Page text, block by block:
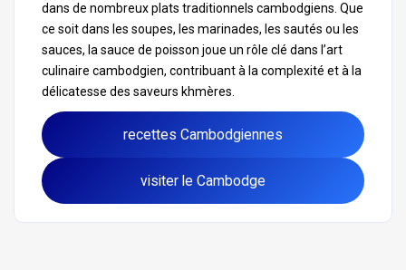
dans de nombreux plats traditionnels cambodgiens. Que
ce soit dans les soupes, les marinades, les sautés ou les
sauces, la sauce de poisson joue un rôle clé dans l’art
culinaire cambodgien, contribuant à la complexité et à la
délicatesse des saveurs khmères.
recettes Cambodgiennes
visiter le Cambodge